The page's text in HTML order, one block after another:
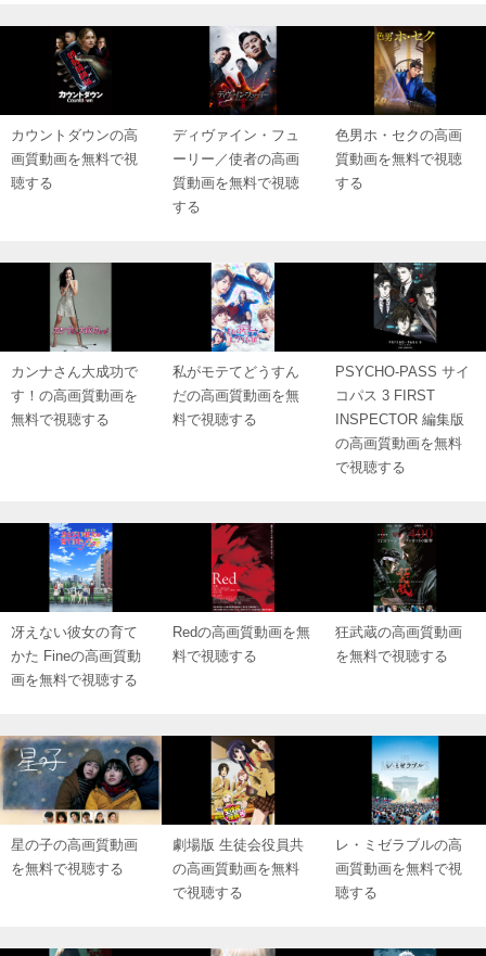
カウントダウンの高
画質動画を無料で視
聴する
ディヴァイン・フュ
ーリー／使者の高画
質動画を無料で視聴
する
色男ホ・セクの高画
質動画を無料で視聴
する
カンナさん大成功で
す！の高画質動画を
無料で視聴する
私がモテてどうすん
だの高画質動画を無
料で視聴する
PSYCHO-PASS サイ
コパス 3 FIRST
INSPECTOR 編集版
の高画質動画を無料
で視聴する
冴えない彼女の育て
かた Fineの高画質動
画を無料で視聴する
Redの高画質動画を無
料で視聴する
狂武蔵の高画質動画
を無料で視聴する
星の子の高画質動画
を無料で視聴する
劇場版 生徒会役員共
の高画質動画を無料
で視聴する
レ・ミゼラブルの高
画質動画を無料で視
聴する